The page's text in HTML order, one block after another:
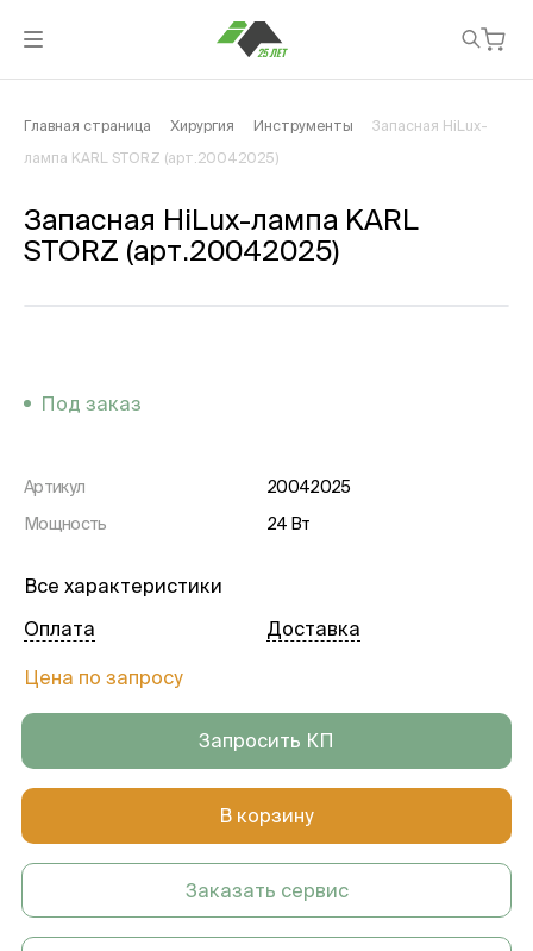
Главная страница Хирургия Инструменты Запасная HiLux-
лампа KARL STORZ (арт.20042025)
Запасная HiLux-лампа KARL
STORZ (арт.20042025)
Под заказ
Артикул
20042025
Мощность
24 Вт
Все характеристики
Цена по запросу
Оплата Доставка
Запросить КП
В корзину
Заказать сервис